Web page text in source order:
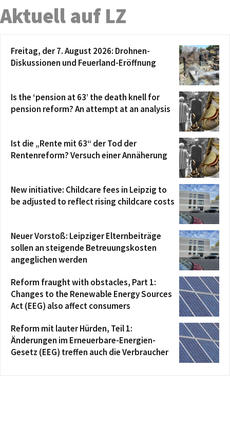
Aktuell auf LZ
Freitag, der 7. August 2026: Drohnen-
Diskussionen und Feuerland-Eröffnung
Is the ‘pension at 63’ the death knell for
pension reform? An attempt at an analysis
Ist die „Rente mit 63“ der Tod der
Rentenreform? Versuch einer Annäherung
New initiative: Childcare fees in Leipzig to
be adjusted to reflect rising childcare costs
Neuer Vorstoß: Leipziger Elternbeiträge
sollen an steigende Betreuungskosten
angeglichen werden
Reform fraught with obstacles, Part 1:
Changes to the Renewable Energy Sources
Act (EEG) also affect consumers
Reform mit lauter Hürden, Teil 1:
Änderungen im Erneuerbare-Energien-
Gesetz (EEG) treffen auch die Verbraucher